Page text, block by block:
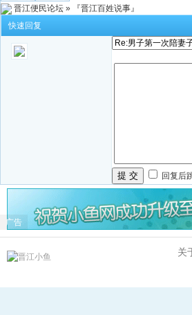
晋江便民论坛 »
『晋江百姓说事』
快速回复
提 交 回复后
广告
关